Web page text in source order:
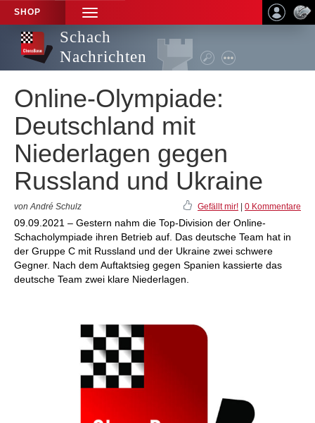
SHOP
TOGGLE
NAVIGATION
Schach
Nachrichten
Online-Olympiade:
Deutschland mit
Niederlagen gegen
Russland und Ukraine
von André Schulz Gefällt mir! 0 Kommentare
09.09.2021 – Gestern nahm die Top-Division der Online-
Schacholympiade ihren Betrieb auf. Das deutsche Team hat in
der Gruppe C mit Russland und der Ukraine zwei schwere
Gegner. Nach dem Auftaktsieg gegen Spanien kassierte das
deutsche Team zwei klare Niederlagen.